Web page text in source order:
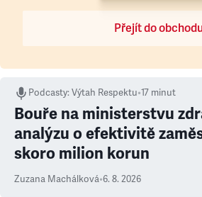
Přejít do
Podcasty:Výtah Respektu•17 minut
Bouře na ministerstvu
analýzu o efektivitě
skoro milion korun
Zuzana Machálková•6. 8. 2026